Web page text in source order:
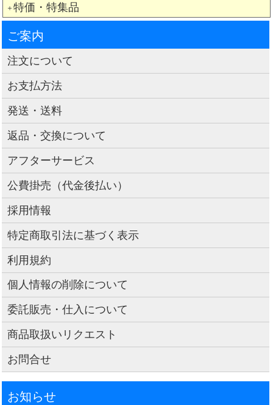
＋ 特価・特集品
ご案内
注文について
お支払方法
発送・送料
返品・交換について
アフターサービス
公費掛売（代金後払い）
採用情報
特定商取引法に基づく表示
利用規約
個人情報の削除について
委託販売・仕入について
商品取扱いリクエスト
お問合せ
お知らせ